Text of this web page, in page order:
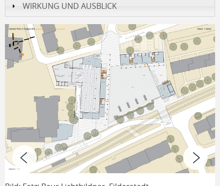
WIRKUNG UND AUSBLICK